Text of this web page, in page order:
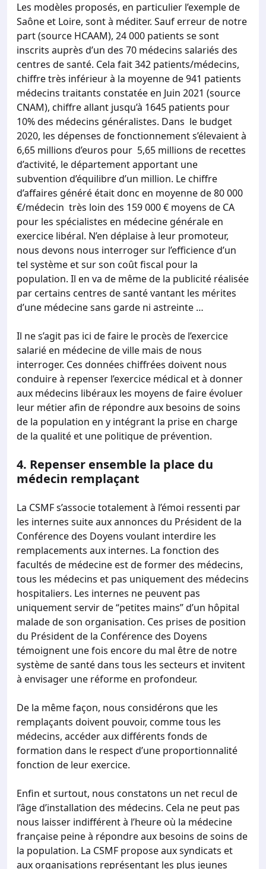
Les modèles proposés, en particulier l’exemple de
Saône et Loire, sont à méditer. Sauf erreur de notre
part (source HCAAM), 24 000 patients se sont
inscrits auprès d’un des 70 médecins salariés des
centres de santé. Cela fait 342 patients/médecins,
chiffre très inférieur à la moyenne de 941 patients
médecins traitants constatée en Juin 2021 (source
CNAM), chiffre allant jusqu’à 1645 patients pour
10% des médecins généralistes. Dans le budget
2020, les dépenses de fonctionnement s’élevaient à
6,65 millions d’euros pour 5,65 millions de recettes
d’activité, le département apportant une
subvention d’équilibre d’un million. Le chiffre
d’affaires généré était donc en moyenne de 80 000
€/médecin très loin des 159 000 € moyens de CA
pour les spécialistes en médecine générale en
exercice libéral. N’en déplaise à leur promoteur,
nous devons nous interroger sur l’efficience d’un
tel système et sur son coût fiscal pour la
population. Il en va de même de la publicité réalisée
par certains centres de santé vantant les mérites
d’une médecine sans garde ni astreinte …
Il ne s’agit pas ici de faire le procès de l’exercice
salarié en médecine de ville mais de nous
interroger. Ces données chiffrées doivent nous
conduire à repenser l’exercice médical et à donner
aux médecins libéraux les moyens de faire évoluer
leur métier afin de répondre aux besoins de soins
de la population en y intégrant la prise en charge
de la qualité et une politique de prévention.
4. Repenser ensemble la place du
médecin remplaçant
La CSMF s’associe totalement à l’émoi ressenti par
les internes suite aux annonces du Président de la
Conférence des Doyens voulant interdire les
remplacements aux internes. La fonction des
facultés de médecine est de former des médecins,
tous les médecins et pas uniquement des médecins
hospitaliers. Les internes ne peuvent pas
uniquement servir de “petites mains” d’un hôpital
malade de son organisation. Ces prises de position
du Président de la Conférence des Doyens
témoignent une fois encore du mal être de notre
système de santé dans tous les secteurs et invitent
à envisager une réforme en profondeur.
De la même façon, nous considérons que les
remplaçants doivent pouvoir, comme tous les
médecins, accéder aux différents fonds de
formation dans le respect d’une proportionnalité
fonction de leur exercice.
Enfin et surtout, nous constatons un net recul de
l’âge d’installation des médecins. Cela ne peut pas
nous laisser indifférent à l’heure où la médecine
française peine à répondre aux besoins de soins de
la population. La CSMF propose aux syndicats et
aux organisations représentant les plus jeunes